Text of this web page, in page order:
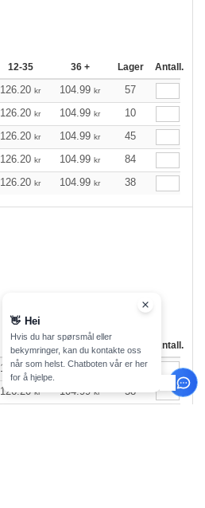
12-35 36 + Lager Antall.
126.20 kr 104.99 kr
57
126.20 kr 104.99 kr
10
126.20 kr 104.99 kr
45
126.20 kr 104.99 kr
84
126.20 kr 104.99 kr 38
12-35 36 + Lager Antall.
126.20kr 104.99kr
16
126.20kr 104.99kr
58
👋 Hei
Hvis du har spørsmål eller
bekymringer, kan du kontakte oss
når som helst. Chatboten vår er her
for å hjelpe.